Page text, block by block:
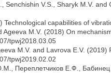
Senchishin V.S., Sharyk M.V.
Technological capabilities of
Ageeva M.V. (2018) On
tpwj2018.03.05
M.V. and Lavrova E.V.
tpwj2019.02.02
Переплетчиков Е.Ф.,